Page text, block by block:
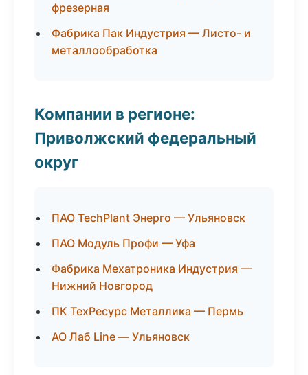
фрезерная
Фабрика Пак Индустрия — Листо- и
металлообработка
Компании в регионе:
Приволжский федеральный
округ
ПАО TechPlant Энерго — Ульяновск
ПАО Модуль Профи — Уфа
Фабрика Мехатроника Индустрия —
Нижний Новгород
ПК ТехРесурс Металлика — Пермь
АО Лаб Line — Ульяновск